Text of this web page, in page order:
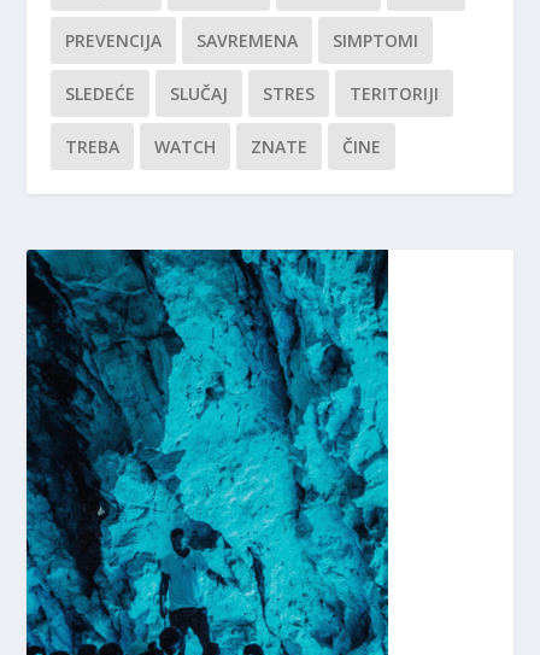
PREVENCIJA SAVREMENA SIMPTOMI
SLEDEĆE SLUČAJ STRES TERITORIJI
TREBA WATCH ZNATE ČINE